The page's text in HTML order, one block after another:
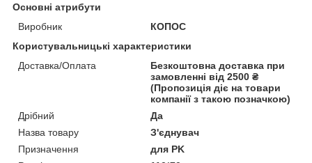
Основні атрибути
Виробник
КОПОС
Користувальницькі характеристики
Доставка/Оплата
Безкоштовна доставка при
замовленні від 2500 ₴
(Пропозиція діє на товари
компанії з такою позначкою)
Дрібний
Да
Назва товару
З'єднувач
Призначення
для PK